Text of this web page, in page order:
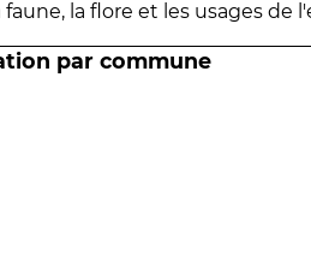
la flore et les usages de
par commune